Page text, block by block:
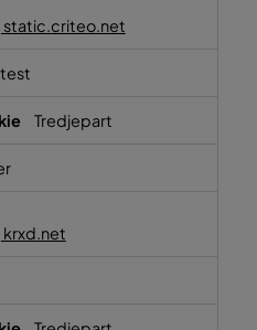
static.criteo.net
Tredjepart
krxd.net